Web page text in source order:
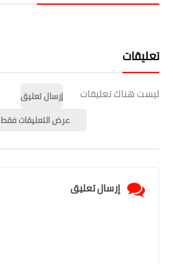
تعليقات
ليست هناك تعليقات
إرسال تعليق
عرض التعليقات فقط
إرسال تعليق